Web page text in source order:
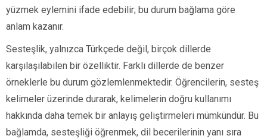
yüzmek eylemini ifade edebilir; bu durum bağlama göre
anlam kazanır.
Sesteşlik, yalnızca Türkçede değil, birçok dillerde
karşılaşılabilen bir özelliktir. Farklı dillerde de benzer
örneklerle bu durum gözlemlenmektedir. Öğrencilerin, sesteş
kelimeler üzerinde durarak, kelimelerin doğru kullanımı
hakkında daha temek bir anlayış geliştirmeleri mümkündür. Bu
bağlamda, sesteşliği öğrenmek, dil becerilerinin yanı sıra